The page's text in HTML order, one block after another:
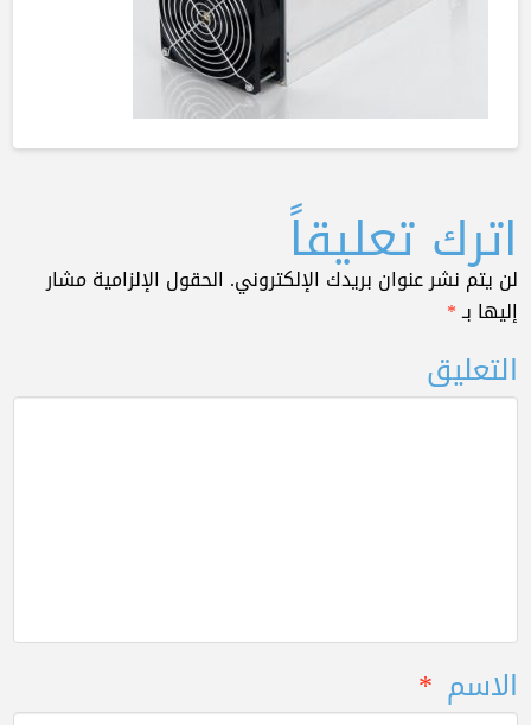
اترك تعليقاً
لن يتم نشر عنوان بريدك الإلكتروني. الحقول الإلزامية مشار
إليها بـ*
التعليق
الاسم *